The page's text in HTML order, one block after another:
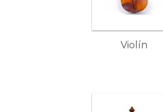
Violín